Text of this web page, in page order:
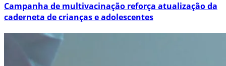
Campanha de multivacinação reforça atualização da
caderneta de crianças e adolescentes